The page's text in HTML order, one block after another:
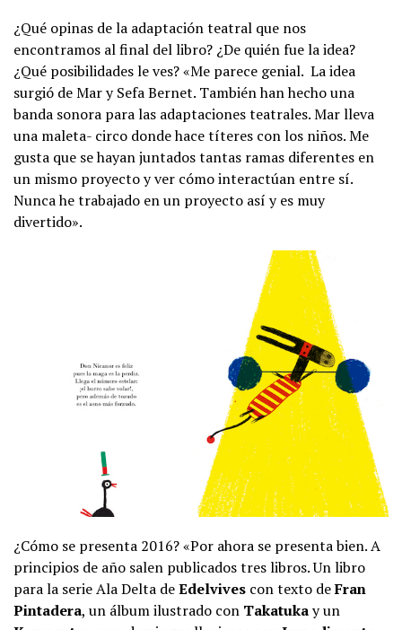
¿Qué opinas de la adaptación teatral que nos
encontramos al final del libro? ¿De quién fue la idea?
¿Qué posibilidades le ves? «Me parece genial. La idea
surgió de Mar y Sefa Bernet. También han hecho una
banda sonora para las adaptaciones teatrales. Mar lleva
una maleta- circo donde hace títeres con los niños. Me
gusta que se hayan juntados tantas ramas diferentes en
un mismo proyecto y ver cómo interactúan entre sí.
Nunca he trabajado en un proyecto así y es muy
divertido».
¿Cómo se presenta 2016? «Por ahora se presenta bien. A
principios de año salen publicados tres libros. Un libro
para la serie Ala Delta deEdelvives con texto deFran
Pintadera, un álbum ilustrado con Takatukay un